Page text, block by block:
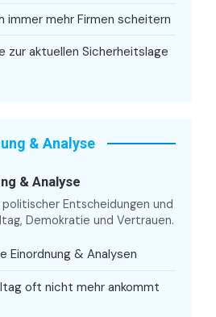
immer mehr Firmen scheitern
zur aktuellen Sicherheitslage
& Analyse
& Analyse
Entscheidungen und
Demokratie und Vertrauen.
Einordnung & Analysen
oft nicht mehr ankommt